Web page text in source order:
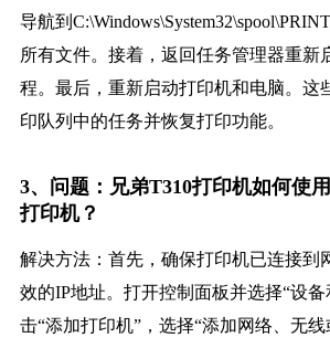
导航到
所有文件。接着，返回任务管理器重新
程。最后，重新启动打印机和电脑。这
印队列中的任务并恢复打印功能。
3、问题：兄弟T310打印机如何使
打印机？
解决方法：首先，确保打印机已连接到
效的IP地址。打开控制面板并选择“设备
击“添加打印机”，选择“添加网络、无线